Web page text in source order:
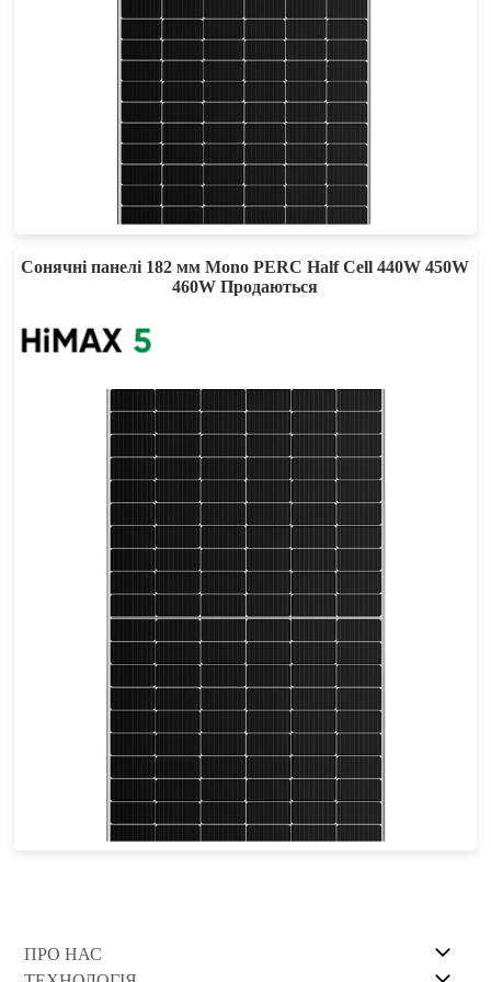
545-565W
25-річна гарантія на потужність
Сонячні панелі 182 мм Mono PERC Half Cell 440W 450W
460W Продаються
440-460W
25-річна гарантія на потужність
ПРО НАС